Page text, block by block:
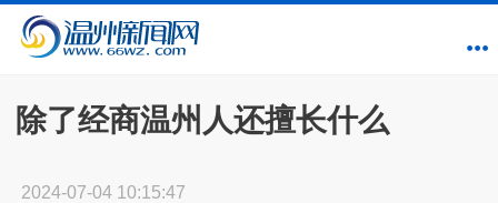
除了经商温州人还擅长什么
2024-07-04 10:15:47